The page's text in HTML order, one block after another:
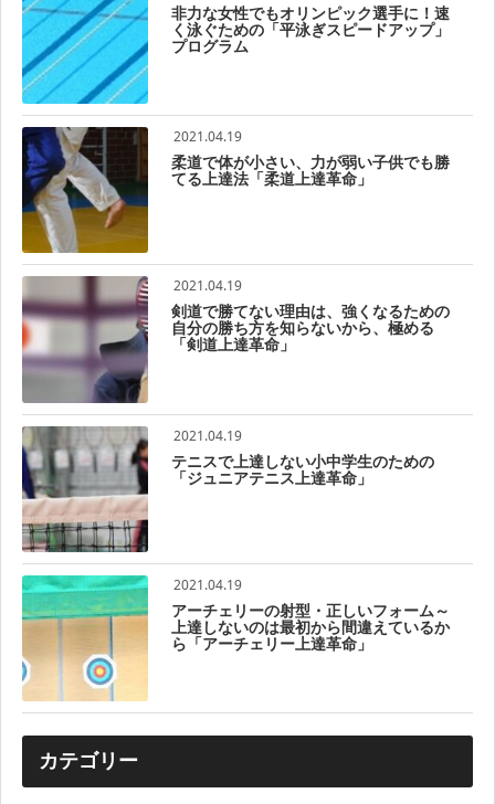
非力な女性でもオリンピック選手に！速
く泳ぐための「平泳ぎスピードアップ」
プログラム
2021.04.19
柔道で体が小さい、力が弱い子供でも勝
てる上達法「柔道上達革命」
2021.04.19
剣道で勝てない理由は、強くなるための
自分の勝ち方を知らないから、極める
「剣道上達革命」
2021.04.19
テニスで上達しない小中学生のための
「ジュニアテニス上達革命」
2021.04.19
アーチェリーの射型・正しいフォーム～
上達しないのは最初から間違えているか
ら「アーチェリー上達革命」
カテゴリー